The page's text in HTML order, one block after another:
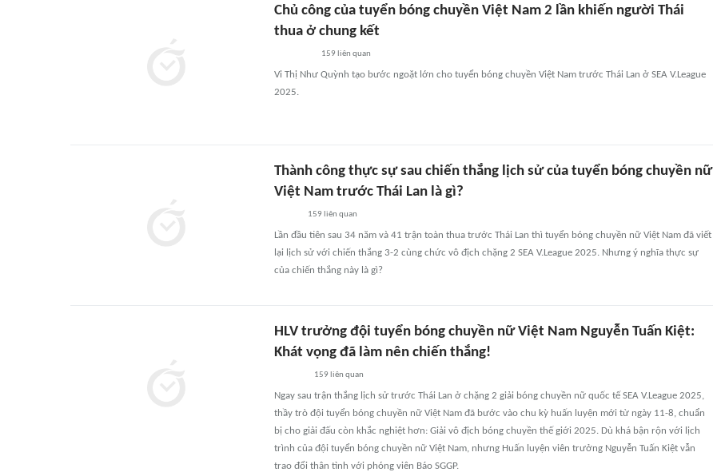
Chủ công của tuyển bóng chuyền Việt Nam 2 lần khiến người Thái
thua ở chung kết
159 liên quan
Vi Thị Như Quỳnh tạo bước ngoặt lớn cho tuyển bóng chuyền Việt Nam trước Thái Lan ở SEA V.League
2025.
Thành công thực sự sau chiến thắng lịch sử của tuyển bóng chuyền nữ
Việt Nam trước Thái Lan là gì?
159 liên quan
Lần đầu tiên sau 34 năm và 41 trận toàn thua trước Thái Lan thì tuyển bóng chuyền nữ Việt Nam đã viết
lại lịch sử với chiến thắng 3-2 cùng chức vô địch chặng 2 SEA V.League 2025. Nhưng ý nghĩa thực sự
của chiến thắng này là gì?
HLV trưởng đội tuyển bóng chuyền nữ Việt Nam Nguyễn Tuấn Kiệt:
Khát vọng đã làm nên chiến thắng!
159 liên quan
Ngay sau trận thắng lịch sử trước Thái Lan ở chặng 2 giải bóng chuyền nữ quốc tế SEA V.League 2025,
thầy trò đội tuyển bóng chuyền nữ Việt Nam đã bước vào chu kỳ huấn luyện mới từ ngày 11-8, chuẩn
bị cho giải đấu còn khắc nghiệt hơn: Giải vô địch bóng chuyền thế giới 2025. Dù khá bận rộn với lịch
trình của đội tuyển bóng chuyền nữ Việt Nam, nhưng Huấn luyện viên trưởng Nguyễn Tuấn Kiệt vẫn
trao đổi thân tình với phóng viên Báo SGGP.